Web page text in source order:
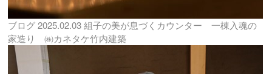
ブログ2025.02.03 組子の美が息づくカウンター 一棟入魂の
家造り ㈱カネタケ竹内建築